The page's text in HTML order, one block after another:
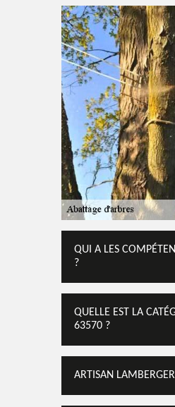
QUI A LES
?
QUELLE EST LA
63570 ?
ARTISAN